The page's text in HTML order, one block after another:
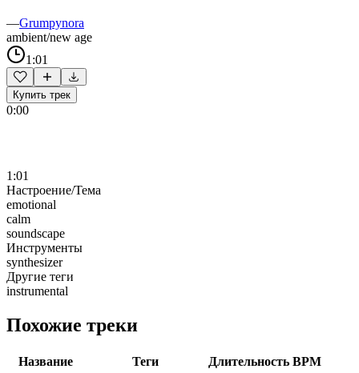
—Grumpynora
ambient/new age
1:01
Купить трек
0:00
1:01
Настроение/Тема
emotional
calm
soundscape
Инструменты
synthesizer
Другие теги
instrumental
Похожие треки
Название Теги Длительность BPM